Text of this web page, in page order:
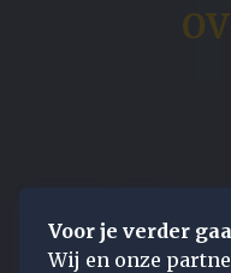
Voor je verder
Wij en onze